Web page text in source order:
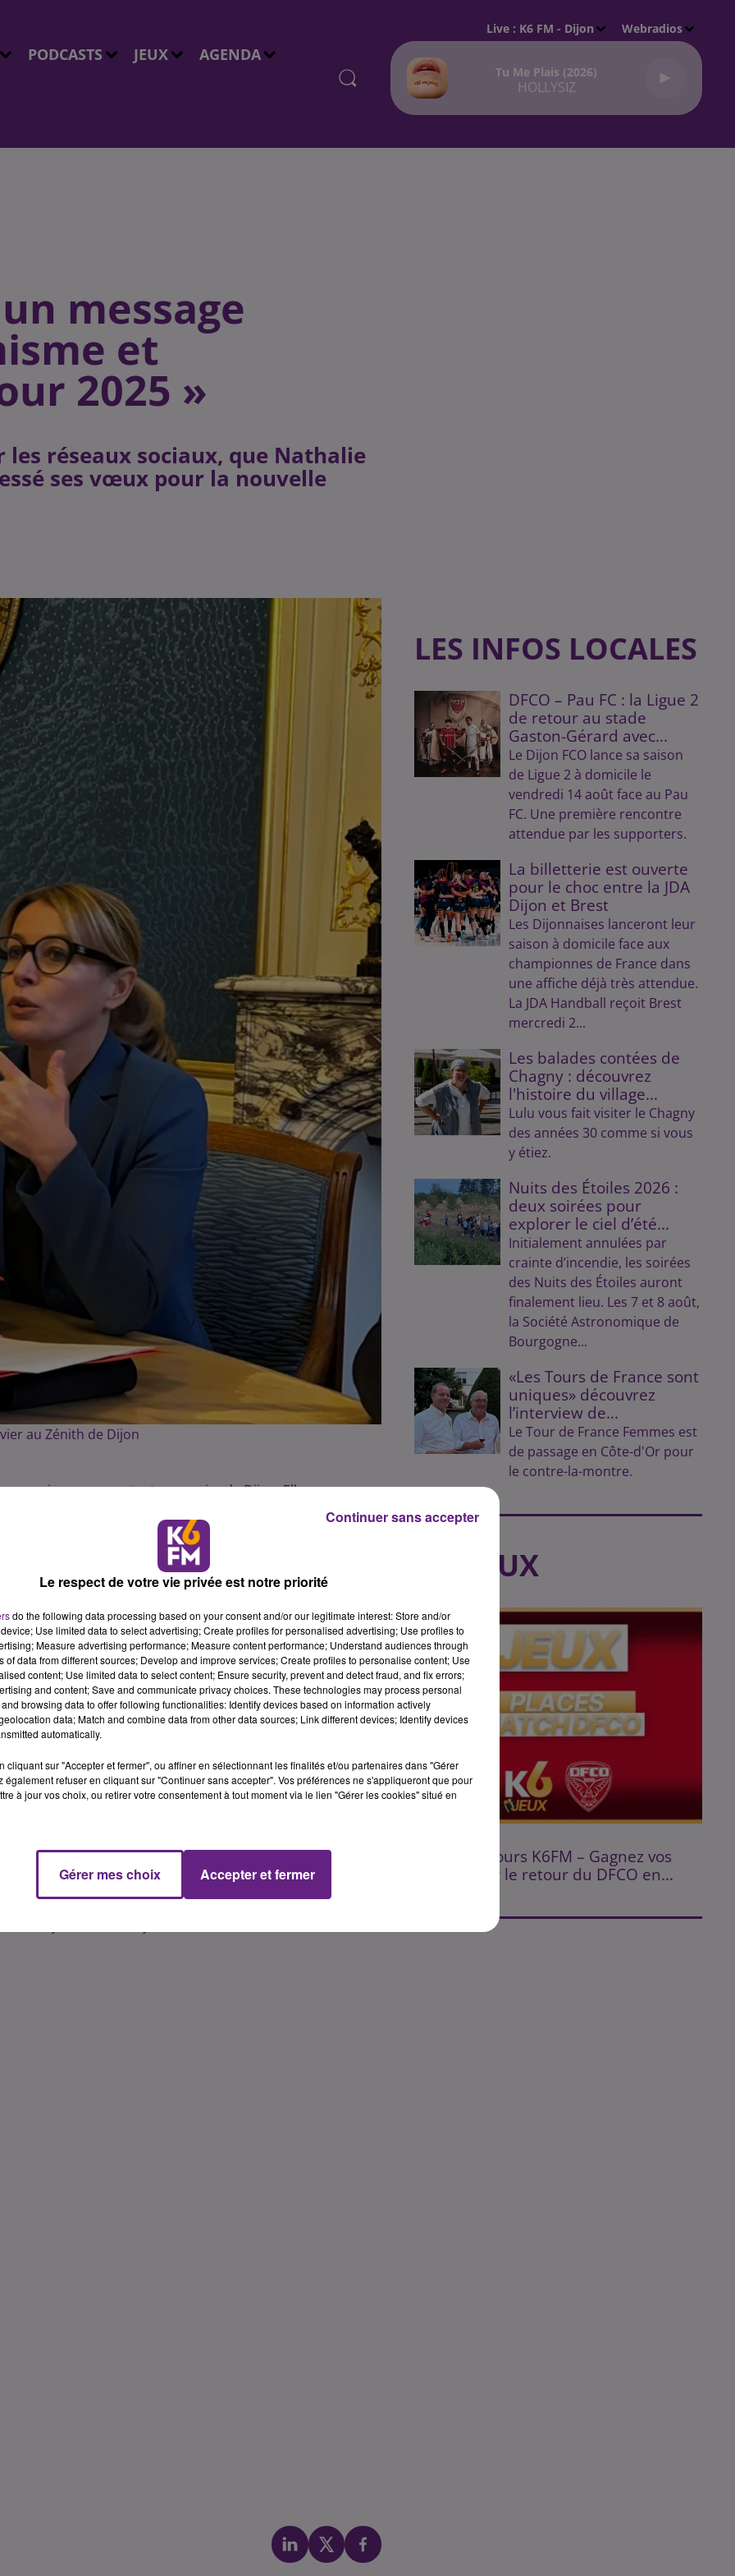
PODCASTS JEUX AGENDA
Live : K6 FM - Dijon Webradios
Tu Me Plais (2026)
HOLLYSIZ
message
et
2025 »
les réseaux sociaux, que Nathalie
ses vœux pour la nouvelle
au Zénith de Dijon
premiers vœux en tant que maire de Dijon. Elle y
pour faire face aux défis locaux.
veut « porter un message d’espoir, d’optimisme et
« de faire de Dijon, une ville toujours plus solidaire,
départementale de Côte d’Or annonce vouloir
Dijonnais « dans un esprit de rassemblement. »
pour notre ville » en mettant en avant le réaménagement
internationale de la vigne et du vin. L’ancienne adjointe
la confiance qu’il(lui)a accordée » en lui passant le
emblématiques de l’année 2024, notamment
ville. Mais également des évènements musicaux majeurs
qui a battu un record. » Elle finit cet aparté en saluant les
ces rassemblements.
que verront naitre la ville cette année
. De la rénovation
du Canal, en passant par l’achèvement des travaux du
cité dans son discours.
Dijonnaises et Dijonnais » une « excellente année
LES INFOS LOCALES
DFCO – Pau FC : la Ligue 2
de retour au stade
Gaston-Gérard avec...
Le Dijon FCO lance sa saison
de Ligue 2 à domicile le
vendredi 14 août face au Pau
FC. Une première rencontre
attendue par les supporters.
La billetterie est ouverte
pour le choc entre la JDA
Dijon et Brest
Les Dijonnaises lanceront leur
saison à domicile face aux
championnes de France dans
une affiche déjà très attendue.
La JDA Handball reçoit Brest
mercredi 2...
Les balades contées de
Chagny : découvrez
l'histoire du village...
Lulu vous fait visiter le Chagny
des années 30 comme si vous
y étiez.
Nuits des Étoiles 2026 :
deux soirées pour
explorer le ciel d’été...
Initialement annulées par
crainte d’incendie, les soirées
des Nuits des Étoiles auront
finalement lieu. Les 7 et 8 août,
la Société Astronomique de
Bourgogne...
«Les Tours de France sont
uniques» découvrez
l’interview de...
Le Tour de France Femmes est
de passage en Côte-d'Or pour
le contre-la-montre.
LES JEUX
⚽ Jeu Concours K6FM – Gagnez vos
places pour le retour du DFCO en...
Le respect de votre vie privée est notre priorité
do the following data processing based on your consent and/or our legitimate interest: Store and/or
Use limited data to select advertising; Create profiles for personalised advertising; Use profiles to
Measure advertising performance; Measure content performance; Understand audiences through
of data from different sources; Develop and improve services; Create profiles to personalise content; Use
content; Use limited data to select content; Ensure security, prevent and detect fraud, and fix errors;
and content; Save and communicate privacy choices. These technologies may process personal
browsing data to offer following functionalities: Identify devices based on information actively
data; Match and combine data from other data sources; Link different devices; Identify devices
automatically.
cliquant sur "Accepter et fermer", ou affiner en sélectionnant les finalités et/ou partenaires dans "Gérer
également refuser en cliquant sur "Continuer sans accepter". Vos préférences ne s'appliqueront que pour
à jour vos choix, ou retirer votre consentement à tout moment via le lien "Gérer les cookies" situé en
Gérer mes choix Accepter et fermer
Continuer sans accepter